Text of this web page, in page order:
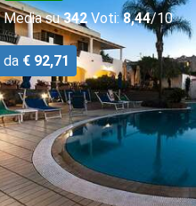
Media su342Voti: 8,44/10
da € 92,71